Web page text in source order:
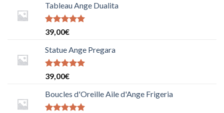
Tableau Ange Dualita
Note5sur
39,00€
Statue Ange Pregara
Note
5.0000000000000000
sur 5
39,00€
Boucles d'Oreille Aile d'Ange Frigeria